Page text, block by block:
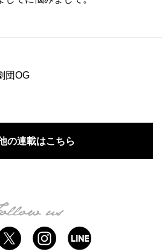
団OG
の連載はこちら